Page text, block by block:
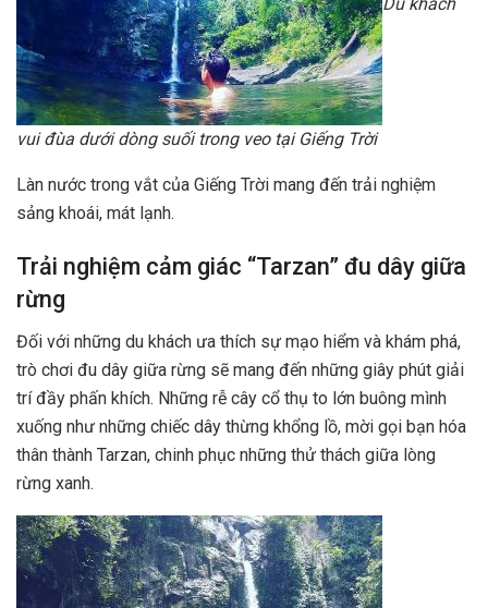
vui đùa dưới dòng suối trong veo tại Giếng Trời
Làn nước trong vắt của Giếng Trời mang đến trải nghiệm
sảng khoái, mát lạnh.
Trải nghiệm cảm giác “Tarzan” đu dây giữa
rừng
Đối với những du khách ưa thích sự mạo hiểm và khám phá,
trò chơi đu dây giữa rừng sẽ mang đến những giây phút giải
trí đầy phấn khích. Những rễ cây cổ thụ to lớn buông mình
xuống như những chiếc dây thừng khổng lồ, mời gọi bạn hóa
thân thành Tarzan, chinh phục những thử thách giữa lòng
rừng xanh.